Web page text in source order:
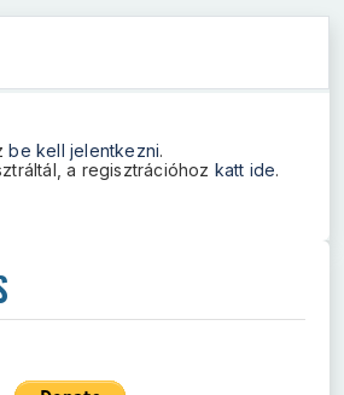
be kell jelentkezni.
a regisztrációhoz katt ide.